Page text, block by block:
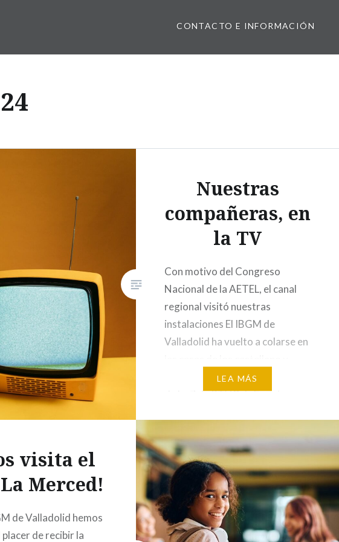
CONTACTO E INFORMACIÓN
Nuestras
compañeras, en
la TV
Con motivo del Congreso
Nacional de la AETEL, el canal
regional visitó nuestras
instalaciones El IBGM de
Valladolid ha vuelto a colarse en
leoneses gracias al informativo
de La 7 de RTVCyL. En este caso
Blanca, que han explicado
cómo…
LEA MÁS
visita el
Merced!
de Valladolid hemos
de recibir la